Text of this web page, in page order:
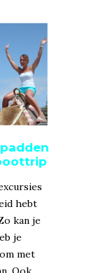
hebt
kan je
je
met